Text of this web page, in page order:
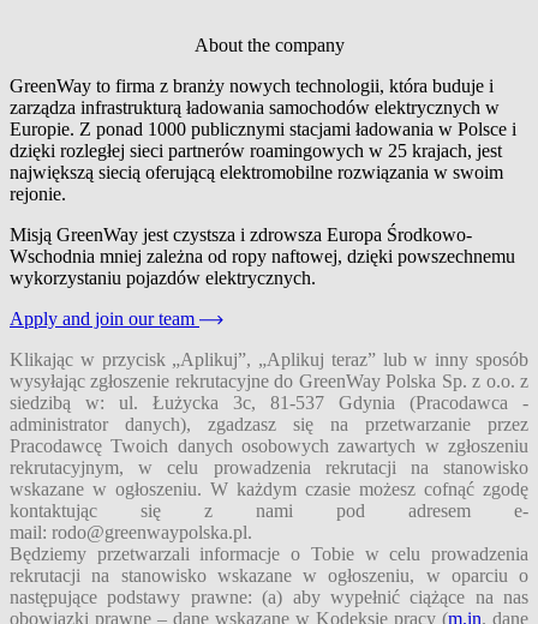
About the company
GreenWay to firma z branży nowych technologii, która buduje i
zarządza infrastrukturą ładowania samochodów elektrycznych w
Europie. Z ponad 1000 publicznymi stacjami ładowania w Polsce i
dzięki rozległej sieci partnerów roamingowych w 25 krajach, jest
największą siecią oferującą elektromobilne rozwiązania w swoim
rejonie.
Misją GreenWay jest czystsza i zdrowsza Europa Środkowo-
Wschodnia mniej zależna od ropy naftowej, dzięki powszechnemu
wykorzystaniu pojazdów elektrycznych.
Apply and join our team
Klikając w przycisk „Aplikuj”, „Aplikuj teraz” lub w inny sposób
wysyłając zgłoszenie rekrutacyjne do GreenWay Polska Sp. z o.o. z
siedzibą w: ul. Łużycka 3c, 81-537 Gdynia (Pracodawca -
administrator danych), zgadzasz się na przetwarzanie przez
Pracodawcę Twoich danych osobowych zawartych w zgłoszeniu
rekrutacyjnym, w celu prowadzenia rekrutacji na stanowisko
wskazane w ogłoszeniu. W każdym czasie możesz cofnąć zgodę
kontaktując się z nami pod adresem e-
mail: rodo@greenwaypolska.pl.
Będziemy przetwarzali informacje o Tobie w celu prowadzenia
rekrutacji na stanowisko wskazane w ogłoszeniu, w oparciu o
następujące podstawy prawne: (a) aby wypełnić ciążące na nas
obowiązki prawne – dane wskazane w Kodeksie pracy (m.in. dane